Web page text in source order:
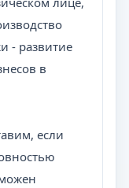
- развитие
в
если